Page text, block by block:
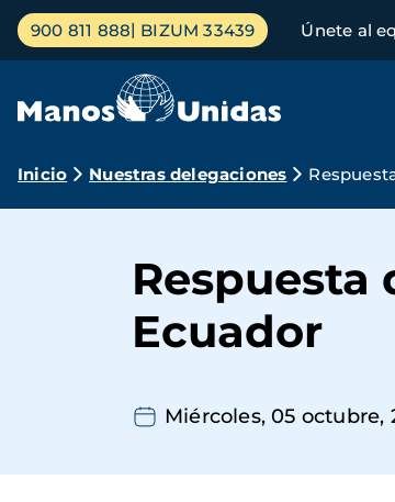
Pasar
contenido
Menú
principal
900 811 888 BIZUM 33439 Únete al
Ruta
navegación
Inicio Nuestras delegaciones
Respuesta
Ecuador
Miércoles, 05 octubre,